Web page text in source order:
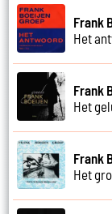
Frank
Het
Frank
Het
Frank
Het